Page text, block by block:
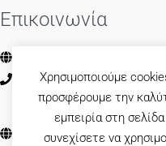
Επικοινωνία
Έκθεση: 16° χλμ. Ε.Ο
23920 71664
23920
Εργοστάσιο: 14° χλμ. Ε.Ο.
Χρησιμοποιούμε
προσφέρουμε την
εμπειρία στη
συνεχίσετε να